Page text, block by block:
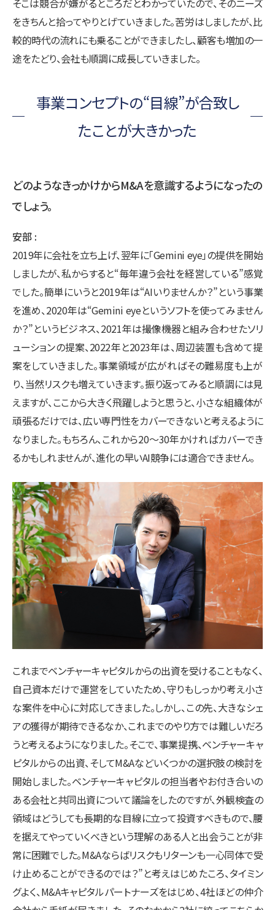
をきちんと拾ってやりとげていきました。苦労はしましたが、比
較的時代の流れにも乗ることができましたし、顧客も増加の一
途をたどり、会社も順調に成長していきました。
事業コンセプトの“目線”が合致し
たことが大きかった
どのようなきっかけからM&Aを意識するようになったの
でしょう。
安部
2019年に会社を立ち上げ、翌年に「Gemini eye」の提供を開始
しましたが、私からすると“毎年違う会社を経営している”感覚
でした。簡単にいうと2019年は“AIいりませんか？”という事業
を進め、2020年は“Gemini eyeというソフトを使ってみません
か？”というビジネス、2021年は撮像機器と組み合わせたソリ
ューションの提案、2022年と2023年は、周辺装置も含めて提
案をしていきました。事業領域が広がればその難易度も上が
り、当然リスクも増えていきます。振り返ってみると順調には見
えますが、ここから大きく飛躍しようと思うと、小さな組織体が
頑張るだけでは、広い専門性をカバーできないと考えるように
なりました。もちろん、これから20～30年かければカバーでき
るかもしれませんが、進化の早いAI競争には適合できません。
これまでベンチャーキャピタルからの出資を受けることもなく、
自己資本だけで運営をしていたため、守りもしっかり考え小さ
な案件を中心に対応してきました。しかし、この先、大きなシェ
アの獲得が期待できるなか、これまでのやり方では難しいだろ
うと考えるようになりました。そこで、事業提携、ベンチャーキャ
ピタルからの出資、そしてM&Aなどいくつかの選択肢の検討を
開始しました。ベンチャーキャピタルの担当者やお付き合いの
ある会社と共同出資について議論をしたのですが、外観検査の
領域はどうしても長期的な目線に立って投資すべきもので、腰
を据えてやっていくべきという理解のある人と出会うことが非
常に困難でした。M&Aならばリスクもリターンも一心同体で受
け止めることができるのでは？”と考えはじめたころ、タイミン
グよく、M&Aキャピタルパートナーズをはじめ、4社ほどの仲介